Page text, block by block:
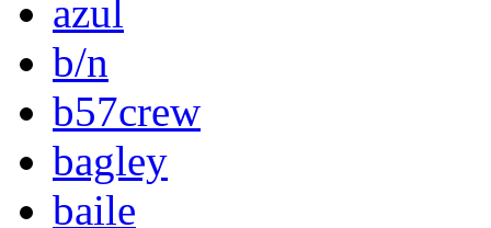
azul
b/n
b57crew
bagley
baile